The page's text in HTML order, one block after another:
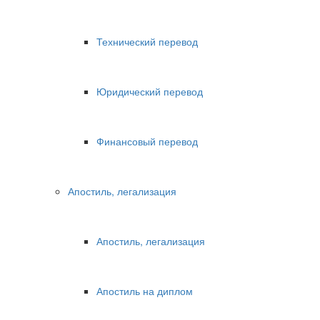
Технический перевод
Юридический перевод
Финансовый перевод
Апостиль, легализация
Апостиль, легализация
Апостиль на диплом